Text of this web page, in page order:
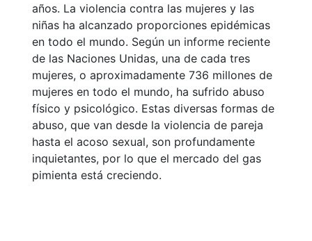
años. La violencia contra las mujeres y las
niñas ha alcanzado proporciones epidémicas
en todo el mundo. Según un informe reciente
de las Naciones Unidas, una de cada tres
mujeres, o aproximadamente 736 millones de
mujeres en todo el mundo, ha sufrido abuso
físico y psicológico. Estas diversas formas de
abuso, que van desde la violencia de pareja
hasta el acoso sexual, son profundamente
inquietantes, por lo que el mercado del gas
pimienta está creciendo.